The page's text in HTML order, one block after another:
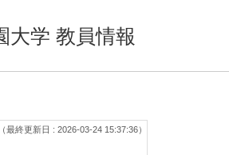
大学 教員情報
（最終更新日 : 2026-03-24 15:37:36）